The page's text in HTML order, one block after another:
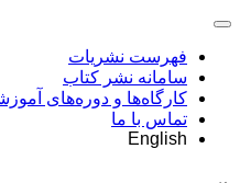
فهرست نشریات
سامانه نشر کتاب
کارگاه‌ها و دوره‌های
تماس با ما
English